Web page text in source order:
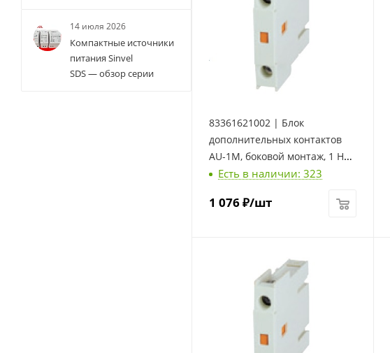
83361621002 | Блок
дополнительных контактов
AU-1M, боковой монтаж, 1 НЗ,
LSisЕсть в наличии: 323
1 076₽/шт
14 июля 2026
Компактные источники
питания Sinvel
SDS — обзор серии